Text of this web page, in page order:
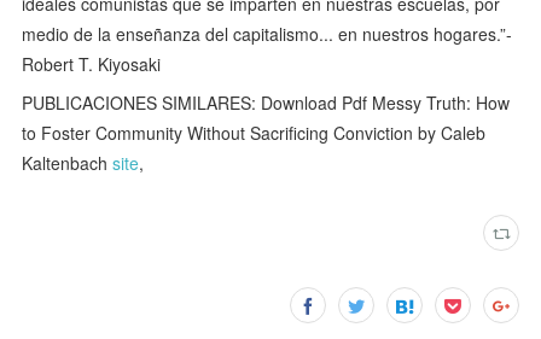
medio de la enseñanza del capitalismo... en nuestros hogares.”-
Robert T. Kiyosaki
PUBLICACIONES SIMILARES: Download Pdf Messy Truth: How
to Foster Community Without Sacrificing Conviction by Caleb
Kaltenbachsite,